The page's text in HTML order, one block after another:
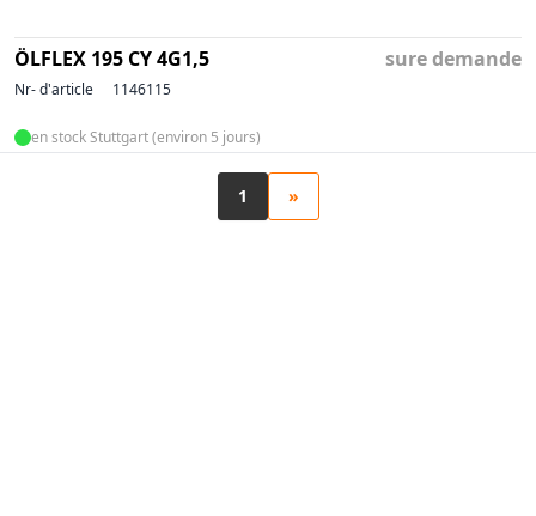
ÖLFLEX 195 CY 4G1,5 sure demande
Nr- d'article 1146115
en stock Stuttgart (environ 5 jours)
1 »